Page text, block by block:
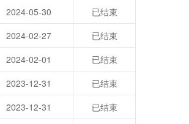
2024-05-30
已结束
2024-02-27
已结束
2024-02-01
已结束
2023-12-31
已结束
2023-12-31
已结束